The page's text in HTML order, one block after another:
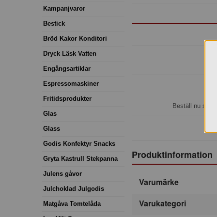
Kampanjvaror
Bestick
Bröd Kakor Konditori
Dryck Läsk Vatten
Engångsartiklar
Espressomaskiner
Fritidsprodukter
Glas
Glass
Godis Konfektyr Snacks
Gryta Kastrull Stekpanna
Julens gåvor
Julchoklad Julgodis
Matgåva Tomtelåda
Beställ nu så
Produktinformation
Varumärke
Varukategori